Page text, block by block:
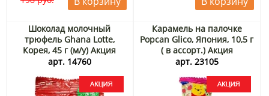
Шоколад молочный
трюфель Ghana Lotte,
Корея, 45 г (м/у) Акция
арт. 14760
Карамель на палочке
Popcan Glico, Япония, 10,5 г
( в ассорт.) Акция
арт. 23105